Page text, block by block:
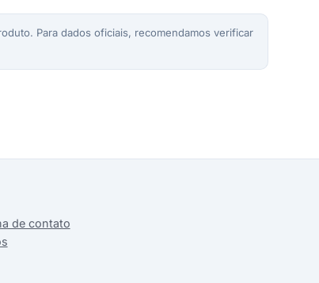
Para dados oficiais, recomendamos verificar
de contato